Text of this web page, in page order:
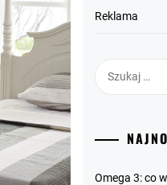
Reklama
Omega 3: co